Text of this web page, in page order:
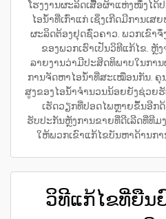
ໂຮງງານຜະລິດເສື້ອຜ້າແຫ່ງໜຶ່ງໄດ້
ໄອນ້ຳທີ່ເກົ່າແກ່ ເຊິ່ງເກີດມີການເ
ຜະລິດຕ້ອງຢຸດຊົ່ວຄາວ. ພວກເຂົາ
ຂອງພວກເຮົາເປັນວິທີແກ້ໄຂ. ຫຼັງ
ລາຍງານວ່າມີປະສິດທິພາບໃນການ
ການຈັດຫາໄອນ້ຳທີ່ສະເໝືອນກັນ.
ສູງຂອງໄອນ້ຳຈຳນວນນ້ອຍຍັງຊ່ວຍ
ເຮັດວຽກທີ່ປອດໄພຫຼາຍຂຶ້ນອີກດ້
ຮັບປະກັນຫຼັງການຂາຍທີ່ດີເລີດທີ່ທີມ
ໃຫ້ພວກເຂົາແກ້ໄຂບັນຫາດ້ານກາ
ວິທີແກ້ໄຂທີ່ຍືນ